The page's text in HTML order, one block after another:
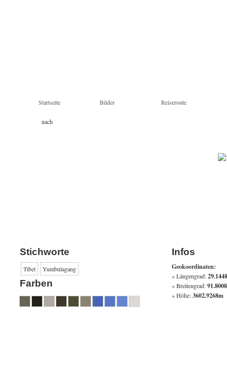
Startseite Bilder Reiseroute
nach
Stichworte
Tibet Yumbulagang
Farben
Infos
Geokoordinaten:
Längengrad:29.1448
Breitengrad:91.8008
Höhe:3602.9268m